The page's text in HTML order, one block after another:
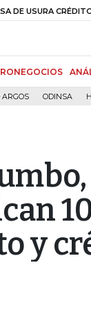
CRÉDITO
ARGOS ODINSA
y